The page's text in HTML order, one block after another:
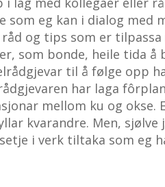
eg kan i dialog med
og tips som er
som bonde, heile tida
til å følge opp
har laga
mellom ku og okse.
kvarandre. Men,
i verk tiltaka som eg